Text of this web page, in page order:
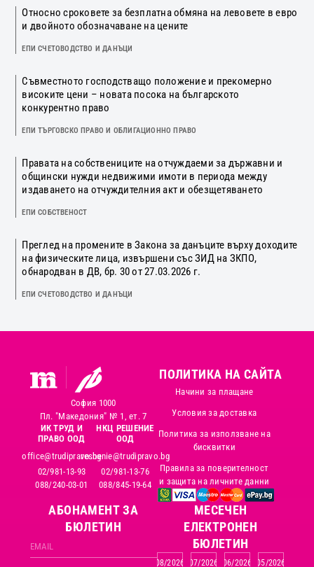
Относно сроковете за безплатна обмяна на левовете в евро
и двойното обозначаване на цените
ЕПИ СЧЕТОВОДСТВО И ДАНЪЦИ
Съвместното господстващо положение и прекомерно
високите цени – новата посока на българското
конкурентно право
ЕПИ ТЪРГОВСКО ПРАВО И ОБЛИГАЦИОННО ПРАВО
Правата на собствениците на отчуждаеми за държавни и
общински нужди недвижими имоти в периода между
издаването на отчуждителния акт и обезщетяването
ЕПИ СОБСТВЕНОСТ
Преглед на промените в Закона за данъците върху доходите
на физическите лица, извършени със ЗИД на ЗКПО,
обнародван в ДВ, бр. 30 от 27.03.2026 г.
ЕПИ СЧЕТОВОДСТВО И ДАНЪЦИ
София 1000
Пл. "Македония" № 1, ет. 7
ИК ТРУД И
ПРАВО ООД
office@trudipravo.bg
02/981-13-93
088/240-03-01
НКЦ РЕШЕНИЕ
ООД
reshenie@trudipravo.bg
02/981-13-76
088/845-19-64
ПОЛИТИКА НА САЙТА
Начини за плащане
Условия за доставка
Политика за използване на
бисквитки
Правила за поверителност
и защита на личните данни
АБОНАМЕНТ ЗА
БЮЛЕТИН
MЕСЕЧЕН
ЕЛЕКТРОНЕН
БЮЛЕТИН
08/2026 07/2026 06/2026 05/2026